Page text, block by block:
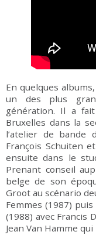
En quelques
un des plus
génération. Il a
Bruxelles dans la
l’atelier de bande
François Schuiten
ensuite dans le
Prenant conseil
belge de son
Groot au scénario
Femmes (1987)
(1988) avec Francis
Jean Van Hamme